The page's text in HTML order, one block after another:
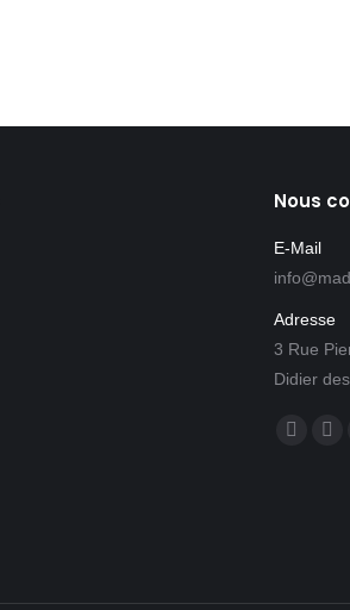
Nous
E-Mail
Adresse
3 Rue
Didier
Trouvez